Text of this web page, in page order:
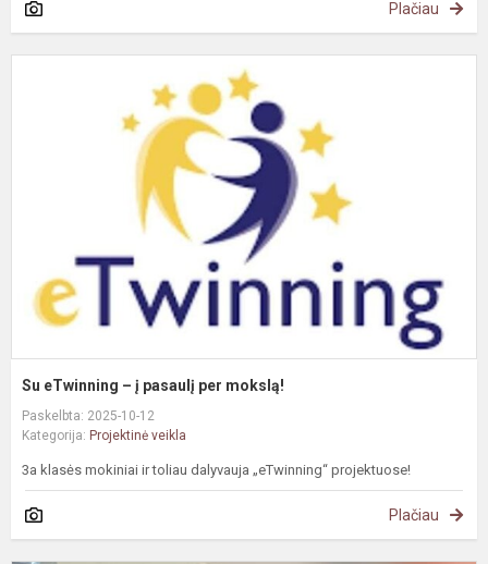
Plačiau
Su eTwinning – į pasaulį per mokslą!
Paskelbta: 2025-10-12
Kategorija: Projektinė veikla
3a klasės mokiniai ir toliau dalyvauja „eTwinning“ projektuose!
Plačiau